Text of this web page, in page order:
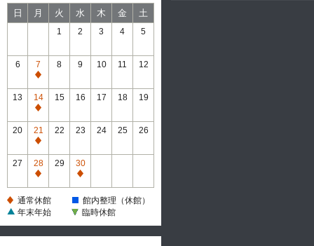
館
日 月 火 水 木 金 土
1 2 3 4 5
6
7
通
常
休
館
8 9 10 11 12
13
14
通
常
休
館
15 16 17 18 19
20
21
通
常
休
館
22 23 24 25 26
27
28
通
休
29
30
通
休
通常休館
館内整理（休館）
年末年始
臨時休館